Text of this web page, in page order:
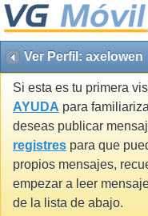
Ver Perfil: axelowen
Si esta es tu primera
AYUDA para
deseas publicar
registres para que
propios mensajes,
empezar a leer
de la lista de abajo.